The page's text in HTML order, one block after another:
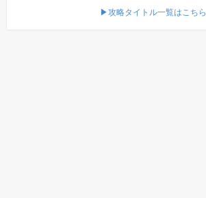
▶攻略タイトル一覧はこちら